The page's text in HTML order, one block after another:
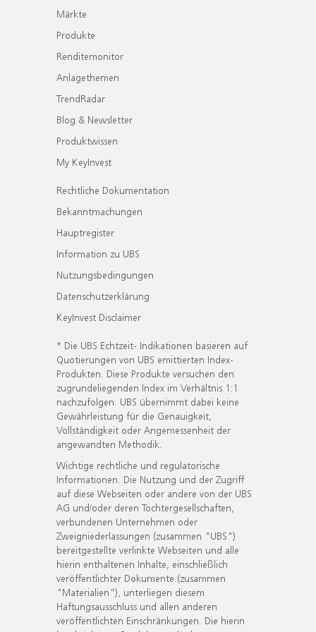
Märkte
Produkte
Renditemonitor
Anlagethemen
TrendRadar
Blog & Newsletter
Produktwissen
My KeyInvest
Rechtliche Dokumentation
Bekanntmachungen
Hauptregister
Information zu UBS
Nutzungsbedingungen
Datenschutzerklärung
KeyInvest Disclaimer
* Die UBS Echtzeit- Indikationen basieren auf
Quotierungen von UBS emittierten Index-
Produkten. Diese Produkte versuchen den
zugrundeliegenden Index im Verhältnis 1:1
nachzufolgen. UBS übernimmt dabei keine
Gewährleistung für die Genauigkeit,
Vollständigkeit oder Angemessenheit der
angewandten Methodik.
Wichtige rechtliche und regulatorische
Informationen. Die Nutzung und der Zugriff
auf diese Webseiten oder andere von der UBS
AG und/oder deren Tochtergesellschaften,
verbundenen Unternehmen oder
Zweigniederlassungen (zusammen "UBS")
bereitgestellte verlinkte Webseiten und alle
hierin enthaltenen Inhalte, einschließlich
veröffentlichter Dokumente (zusammen
"Materialien"), unterliegen diesem
Haftungsausschluss und allen anderen
veröffentlichten Einschränkungen. Die hierin